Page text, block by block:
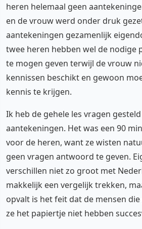
heren helemaal geen
en de vrouw werd onder druk
aantekeningen gezamenlijk
twee heren hebben wel de nodige
te mogen geven terwijl de vrouw
kennissen beschikt en gewoon
kennis te krijgen.
Ik heb de gehele les vragen
aantekeningen. Het was een 90
voor de heren, want ze wisten
geen vragen antwoord te geven.
verschillen niet zo groot met
makkelijk een vergelijk trekken,
opvalt is het feit dat de mensen
ze het papiertje niet hebben